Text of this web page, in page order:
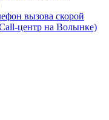
вызова скорой
центр на Волынке)